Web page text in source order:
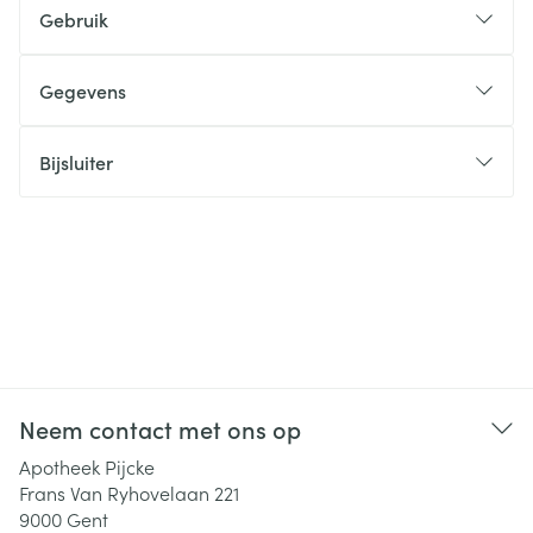
Gebruik
Gegevens
Bijsluiter
Neem contact met ons op
Apotheek Pijcke
Frans Van Ryhovelaan 221
9000 Gent